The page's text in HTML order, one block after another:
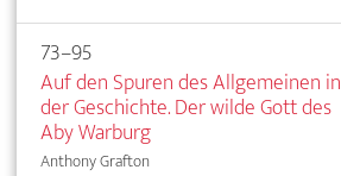
73–95
Auf den Spuren des Allgemeinen in
der Geschichte. Der wilde Gott des
Aby Warburg
Anthony Grafton